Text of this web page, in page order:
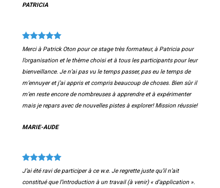
PATRICIA
Merci à Patrick Oton pour ce stage très formateur, à Patricia pour
l’organisation et le thème choisi et à tous les participants pour leur
bienveillance. Je n’ai pas vu le temps passer, pas eu le temps de
m’ennuyer et j’ai appris et compris beaucoup de choses. Bien sûr il
m’en reste encore de nombreuses à apprendre et à expérimenter
mais je repars avec de nouvelles pistes à explorer! Mission réussie!
MARIE-AUDE
J’ai été ravi de participer à ce w.e. Je regrette juste qu’il n’ait
constitué que l’introduction à un travail (à venir) « d’application ».